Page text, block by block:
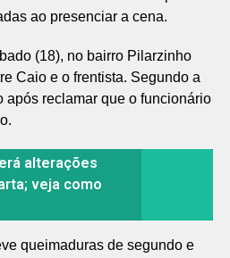
ao presenciar a cena.
(18), no bairro Pilarzinho
Caio e o frentista. Segundo a
após reclamar que o funcionário
alterações
veja como
queimaduras de segundo e